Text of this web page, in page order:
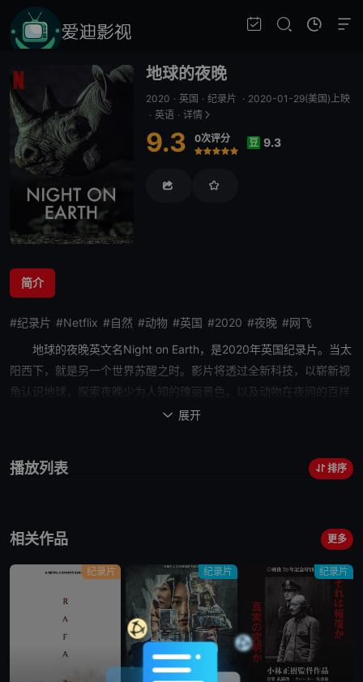
地球的夜晚
2020 · 英国 · 纪录片 · 2020-01-29(美国)上映
· 英语 · 详情
9.3 0次评分
很差
较差
还行推荐力荐
豆 9.3
简介
#纪录片 #Netflix #自然 #动物 #英国 #2020 #夜晚 #网飞
地球的夜晚英文名Night on Earth，是2020年英国纪录片。当太
阳西下，就是另一个世界苏醒之时。影片将透过全新科技，以崭新视
角认识地球，探索夜晚少为人知的瑰丽景色，以及动物在夜间的百样
 展开
播放列表 排序
相关作品 更多
纪录片 纪录片 纪录片